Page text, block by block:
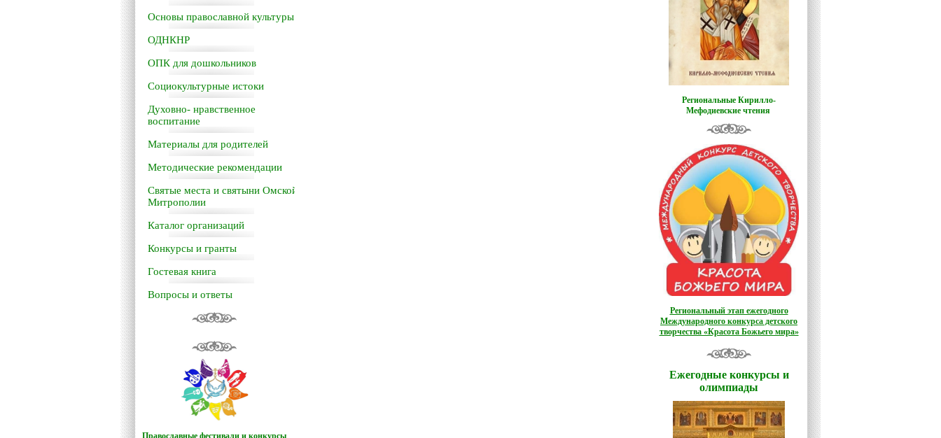
Основы православной культуры
ОДНКНР
ОПК для дошкольников
Социокультурные истоки
Духовно- нравственное
воспитание
Материалы для родителей
Методические рекомендации
Святые места и святыни Омской
Митрополии
Каталог организаций
Конкурсы и гранты
Гостевая книга
Вопросы и ответы
Региональные Кирилло-
Мефодиевские чтения
Региональный этап ежегодного
Международного конкурса детского
творчества «Красота Божьего мира»
Ежегодные конкурсы и
олимпиады